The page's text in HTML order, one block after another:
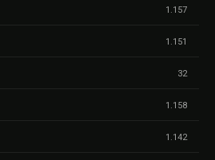
1.157
1.151
32
1.158
1.142